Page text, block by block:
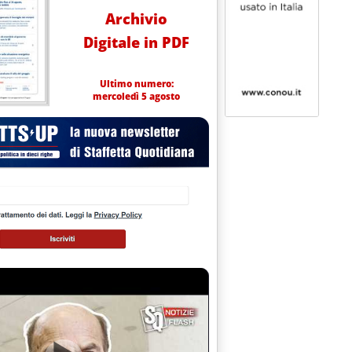
Archivio
Digitale in PDF
Ultimo numero:
mercoledì 5 agosto